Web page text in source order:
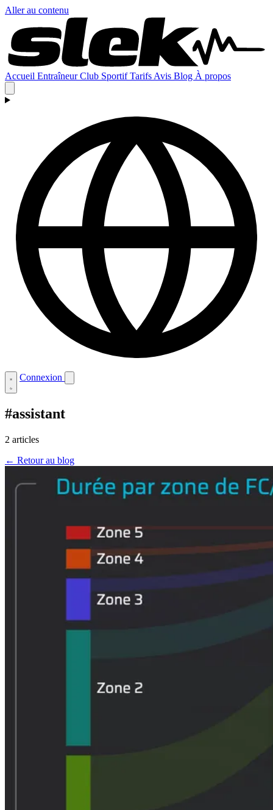
Aller au contenu
Accueil EntraîneurClub SportifTarifs Avis Blog À propos
Connexion
#assistant
2 articles
← Retour au blog